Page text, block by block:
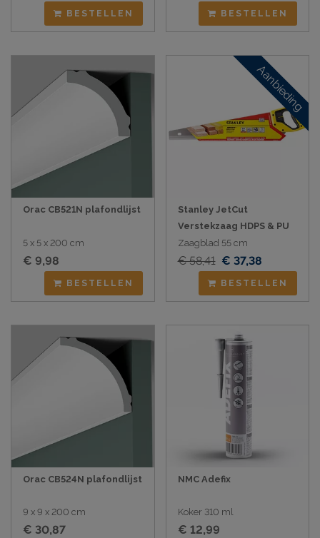
BESTELLEN BESTELLEN
Orac CB521N plafondlijst
5 x 5 x 200 cm
€ 9,98
BESTELLEN
Aanbieding
Stanley JetCut
Verstekzaag HDPS & PU
Zaagblad 55 cm
€ 58,41 € 37,38
BESTELLEN
Orac CB524N plafondlijst
9 x 9 x 200 cm
€ 30,87
NMC Adefix
Koker 310 ml
€ 12,99